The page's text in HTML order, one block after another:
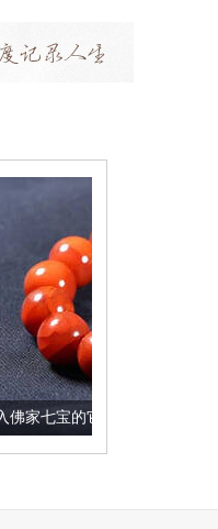
有多美？